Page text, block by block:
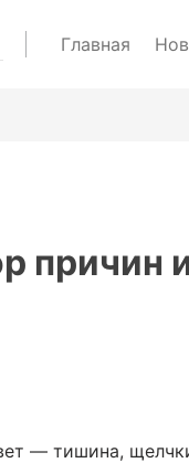
Главная
причин
— тишина,